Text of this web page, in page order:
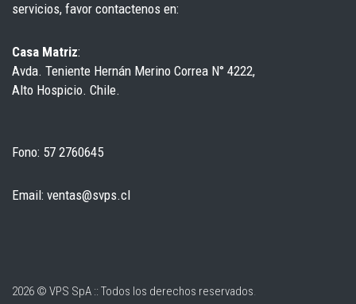
servicios, favor contactenos en:
Casa Matriz:
Avda. Teniente Hernán Merino Correa N° 4222,
Alto Hospicio. Chile.
Fono: 57 2760645
Email: ventas@svps.cl
2026 © VPS SpA :: Todos los derechos reservados.